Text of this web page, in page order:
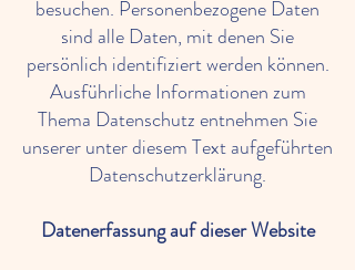
besuchen. Personenbezogene Daten
sind alle Daten, mit denen Sie
persönlich identifiziert werden können.
Ausführliche Informationen zum
Thema Datenschutz entnehmen Sie
unserer unter diesem Text aufgeführten
Datenschutzerklärung.
Datenerfassung auf dieser Website